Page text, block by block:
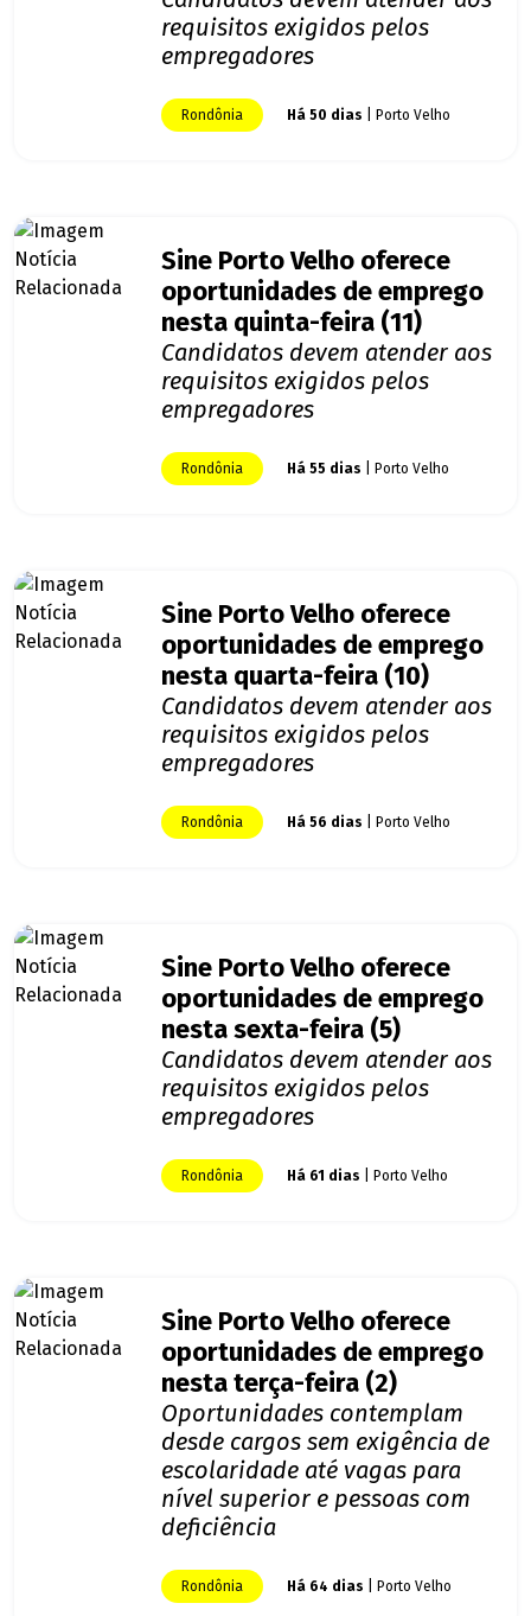
requisitos exigidos pelos
empregadores
Rondônia Há 50 dias | Porto Velho
Sine Porto Velho oferece
oportunidades de emprego
nesta quinta-feira (11)
Candidatos devem atender aos
requisitos exigidos pelos
empregadores
Rondônia Há 55 dias | Porto Velho
Sine Porto Velho oferece
oportunidades de emprego
nesta quarta-feira (10)
Candidatos devem atender aos
requisitos exigidos pelos
empregadores
Rondônia Há 56 dias | Porto Velho
Sine Porto Velho oferece
oportunidades de emprego
nesta sexta-feira (5)
Candidatos devem atender aos
requisitos exigidos pelos
empregadores
Rondônia Há 61 dias | Porto Velho
Sine Porto Velho oferece
oportunidades de emprego
nesta terça-feira (2)
Oportunidades contemplam
desde cargos sem exigência de
escolaridade até vagas para
nível superior e pessoas com
deficiência
Rondônia Há 64 dias | Porto Velho